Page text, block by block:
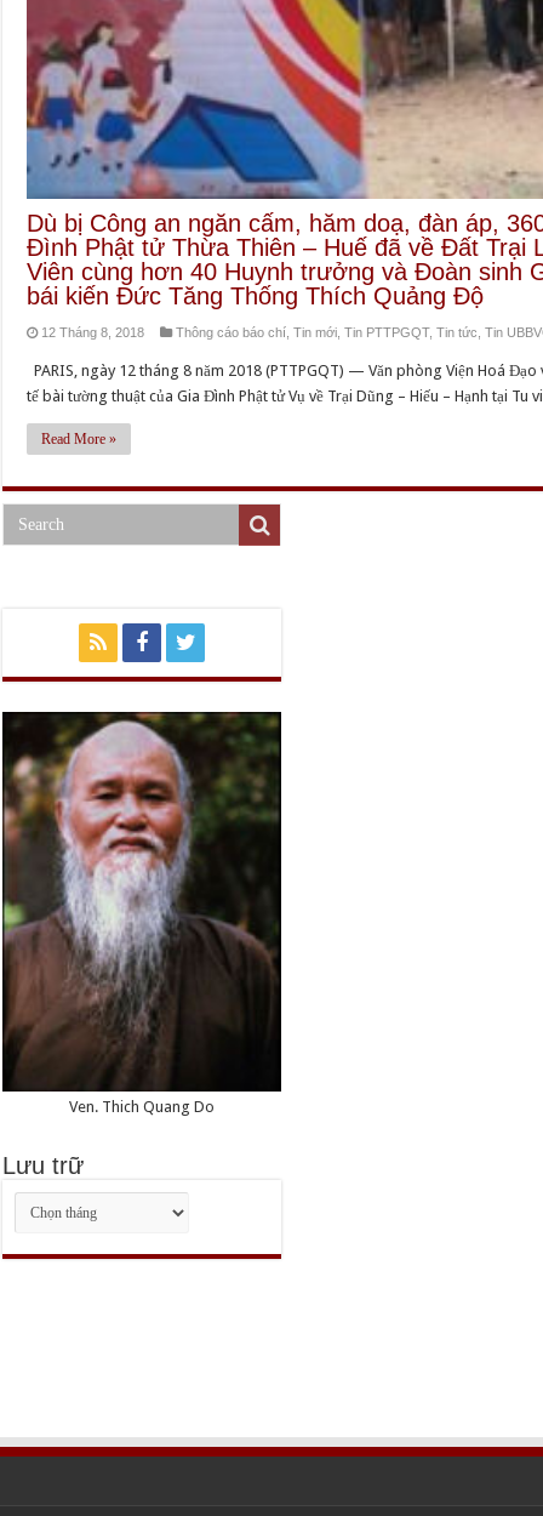
Dù bị Công an ngăn cấm, hăm doạ, đàn áp,
Đình Phật tử Thừa Thiên – Huế đã về Đất Trại
Viên cùng hơn 40 Huynh trưởng và Đoàn sinh
bái kiến Đức Tăng Thống Thích Quảng Độ
12 Tháng 8, 2018 Thông cáo báo chí ,Tin mới ,Tin PTTPGQT,Tin tức ,Tin
PARIS, ngày 12 tháng 8 năm 2018 (PTTPGQT) — Văn phòng Viện Hoá
tế bài tường thuật của Gia Đình Phật tử Vụ về Trại Dũng – Hiếu – Hạnh tại
Read More »
Ven. Thich Quang Do
Lưu trữ
Lưu
trữ